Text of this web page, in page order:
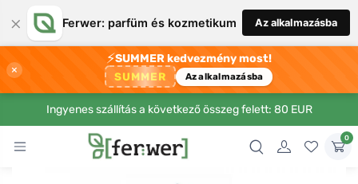
× Ferwer: parfüm és kozmetikum Az alkalmazásba
×
⚡SUMMER kedvezmény most!
SUMMER Az alkalmazásba
Ingyenes szállítás a következő összeg felett: 80 EUR
0